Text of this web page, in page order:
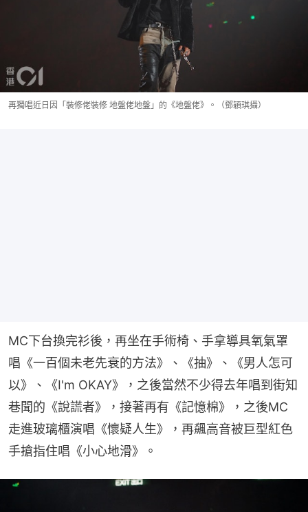
再獨唱近日因「裝修佬裝修 地盤佬地盤」的《地盤佬》。（鄧穎琪攝）
MC下台換完衫後，再坐在手術椅、手拿導具氧氣罩
唱《一百個未老先衰的方法》、《抽》、《男人怎可
以》、《I'm OKAY》，之後當然不少得去年唱到街知
巷聞的《說謊者》，接著再有《記憶棉》，之後MC
走進玻璃櫃演唱《懷疑人生》，再飆高音被巨型紅色
手搶指住唱《小心地滑》。